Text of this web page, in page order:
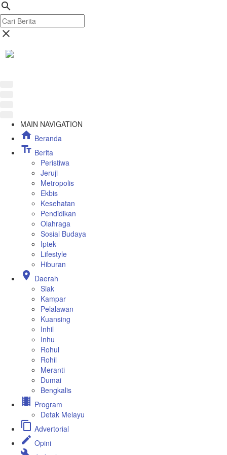
search
close
MAIN NAVIGATION
home Beranda
text_fields Berita
Peristiwa
Jeruji
Metropolis
Ekbis
Kesehatan
Pendidikan
Olahraga
Sosial Budaya
Iptek
Lifestyle
Hiburan
location_on Daerah
Siak
Kampar
Pelalawan
Kuansing
Inhil
Inhu
Rohul
Rohil
Meranti
Dumai
Bengkalis
local_movies Program
Detak Melayu
content_copy Advertorial
edit Opini